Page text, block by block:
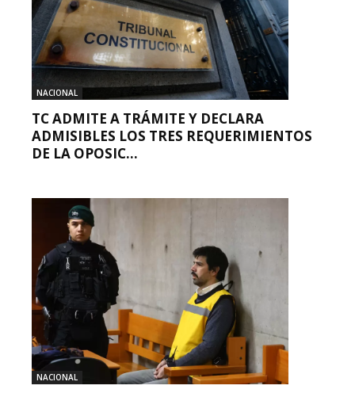
NACIONAL
TC ADMITE A TRÁMITE Y DECLARA
ADMISIBLES LOS TRES REQUERIMIENTOS
DE LA OPOSIC...
NACIONAL